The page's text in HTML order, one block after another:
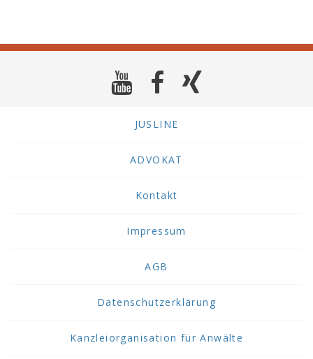
JUSLINE
ADVOKAT
Kontakt
Impressum
AGB
Datenschutzerklärung
Kanzleiorganisation für Anwälte